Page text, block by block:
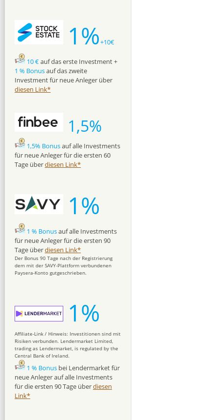
1%+10€
10 €auf das erste Investment +
1 % Bonusauf das zweite
Investment für neue Anleger über
diesen Link*
1,5%
1,5% Bonusauf alle Investments
für neue Anleger für die ersten 60
Tage überdiesen Link*
1%
1 % Bonusauf alle Investments
für neue Anleger für die ersten 90
Tage überdiesen Link*
Der Bonus 90 Tage nach der Registrierung
dem mit der SAVY-Plattform verbundenen
Paysera-Konto gutgeschrieben.
1%
Affiliate-Link / Hinweis: Investitionen sind mit
Risiken verbunden. Lendermarket Limited,
trading as Lendermarket, is regulated by the
Central Bank of Ireland.
1 % Bonus bei Lendermarket für
neue Anleger auf alle Investments
für die ersten 90 Tage überdiesen
Link*